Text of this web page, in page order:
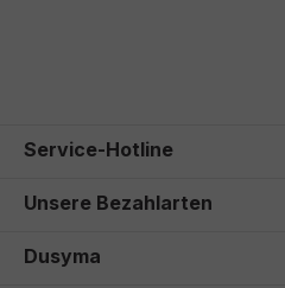
Service-Hotline
Unsere Bezahlarten
Dusyma